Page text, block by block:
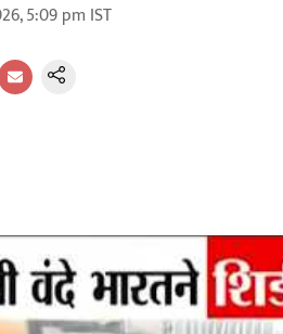
5:09 pm IST